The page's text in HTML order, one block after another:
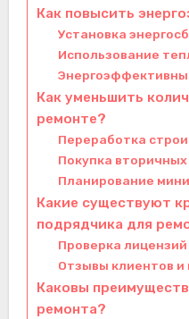
Как повысить
Установка
Использование
Как уменьшить
ремонте?
Переработка
Покупка
Планирование
Какие существуют
подрядчика для
Проверка
Отзывы клиентов
Каковы
ремонта?